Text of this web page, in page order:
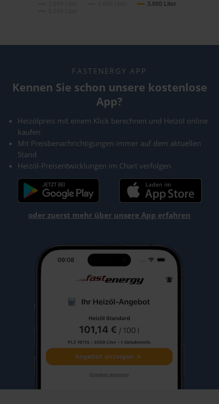
3.000 Liter
FASTENERGY APP
Kennen Sie schon unsere kostenlose
App?
Heizölpreis mit einem Klick berechnen und Heizöl online
kaufen
Mit Preisbenachrichtigungen immer auf dem aktuellen
Stand
Heizöl-Preisentwicklungen im Chart verfolgen
oder zuerst mehr über unsere App erfahren